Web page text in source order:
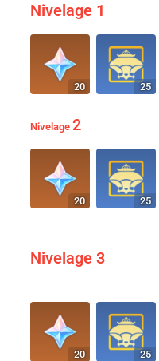
Nivelage 1
20 25
Nivelage 2
20 25
Nivelage 3
20 25